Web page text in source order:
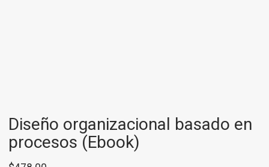
Diseño organizacional basado en
procesos (Ebook)